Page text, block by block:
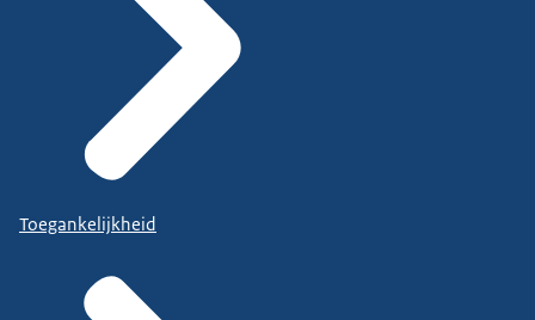
Toegankelijkheid